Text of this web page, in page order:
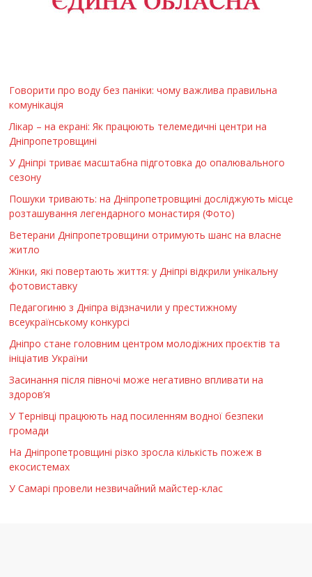
Говорити про воду без паніки: чому важлива правильна
комунікація
Лікар – на екрані: Як працюють телемедичні центри на
Дніпропетровщині
У Дніпрі триває масштабна підготовка до опалювального
сезону
Пошуки тривають: на Дніпропетровщині досліджують місце
розташування легендарного монастиря (Фото)
Ветерани Дніпропетровщини отримують шанс на власне
житло
Жінки, які повертають життя: у Дніпрі відкрили унікальну
фотовиставку
Педагогиню з Дніпра відзначили у престижному
всеукраїнському конкурсі
Дніпро стане головним центром молодіжних проєктів та
ініціатив України
Засинання після півночі може негативно впливати на
здоров’я
У Тернівці працюють над посиленням водної безпеки
громади
На Дніпропетровщині різко зросла кількість пожеж в
екосистемах
У Самарі провели незвичайний майстер-клас